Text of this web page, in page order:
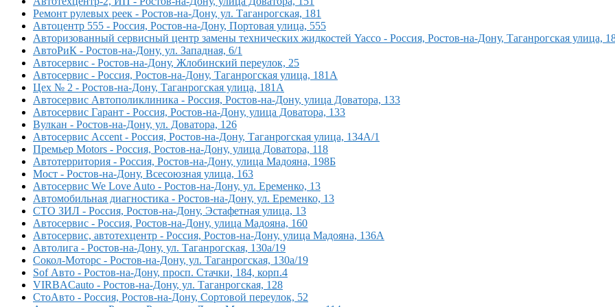
Ремонт рулевых реек - Ростов-на-Дону, ул. Таганрогская, 181
Автоцентр 555 - Россия, Ростов-на-Дону, Портовая улица, 555
Авторизованный сервисный центр замены технических жидкостей Yacco - Россия, Ростов-на-Дону, Таганрогская улица,
АвтоРиК - Ростов-на-Дону, ул. Западная, 6/1
Автосервис - Ростов-на-Дону, Жлобинский переулок, 25
Автосервис - Россия, Ростов-на-Дону, Таганрогская улица, 181А
Цех № 2 - Ростов-на-Дону, Таганрогская улица, 181А
Автосервис Автополиклиника - Россия, Ростов-на-Дону, улица Доватора, 133
Автосервис Гарант - Россия, Ростов-на-Дону, улица Доватора, 133
Вулкан - Ростов-на-Дону, ул. Доватора, 126
Автосервис Accent - Россия, Ростов-на-Дону, Таганрогская улица, 134А/1
Премьер Motors - Россия, Ростов-на-Дону, улица Доватора, 118
Автотерритория - Россия, Ростов-на-Дону, улица Мадояна, 198Б
Мост - Ростов-на-Дону, Всесоюзная улица, 163
Автосервис We Love Auto - Ростов-на-Дону, ул. Еременко, 13
Автомобильная диагностика - Ростов-на-Дону, ул. Еременко, 13
СТО ЗИЛ - Россия, Ростов-на-Дону, Эстафетная улица, 13
Автосервис - Россия, Ростов-на-Дону, улица Мадояна, 160
Автосервис, автотехцентр - Россия, Ростов-на-Дону, улица Мадояна, 136А
Автолига - Ростов-на-Дону, ул. Таганрогская, 130а/19
Сокол-Моторс - Ростов-на-Дону, ул. Таганрогская, 130а/19
Sof Авто - Ростов-на-Дону, просп. Стачки, 184, корп.4
VIRBACauto - Ростов-на-Дону, ул. Таганрогская, 128
СтоАвто - Россия, Ростов-на-Дону, Сортовой переулок, 52